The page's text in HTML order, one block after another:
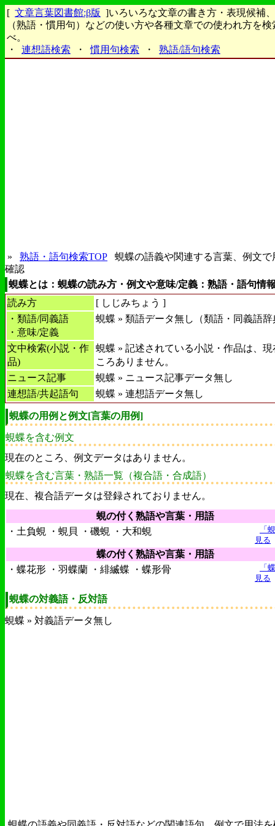
[ 文章言葉図書館:β版 ]いろいろな文章の書き方・表現候補
（熟語・慣用句）などの使い方や各種文章での使われ方を検
べ。
・
連想語検索 ・ 慣用句検索 ・ 熟語/語句検索
» 熟語・語句検索TOP
蜆蝶の語義や関連する言葉、例文で
確認
蜆蝶とは：蜆蝶の読み方・例文や意味/定義：熟語・語句情
読み方
[ しじみちょう ]
・類語/同義語
・意味/定義
蜆蝶 » 類語データ無し（類語・同義語辞
文中検索(小説・作
品)
蜆蝶 » 記述されている小説・作品は、現
ころありません。
ニュース記事
蜆蝶 » ニュース記事データ無し
連想語/共起語句
蜆蝶 » 連想語データ無し
蜆蝶の用例と例文[言葉の用例]
蜆蝶を含む例文
現在のところ、例文データはありません。
蜆蝶を含む言葉・熟語一覧（複合語・合成語）
現在、複合語データは登録されておりません。
蜆の付く熟語や言葉・用語
・土負蜆 ・蜆貝 ・磯蜆 ・大和蜆
「
見る
蝶の付く熟語や言葉・用語
・蝶花形 ・羽蝶蘭 ・緋縅蝶 ・蝶形骨
「
見る
蜆蝶の対義語・反対語
蜆蝶 » 対義語データ無し